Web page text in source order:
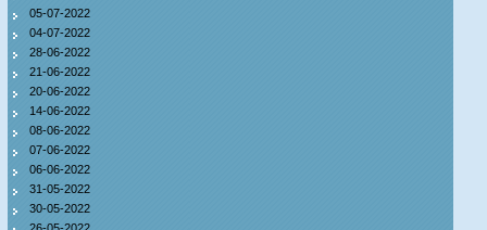
05-07-2022
04-07-2022
28-06-2022
21-06-2022
20-06-2022
14-06-2022
08-06-2022
07-06-2022
06-06-2022
31-05-2022
30-05-2022